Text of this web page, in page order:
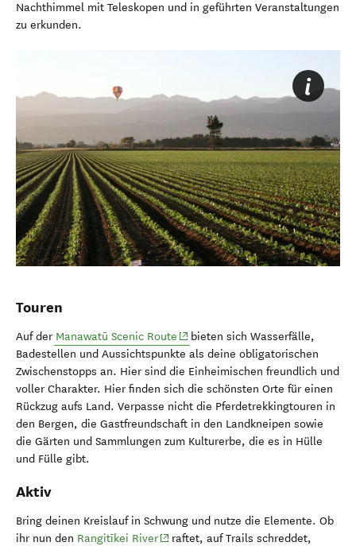
Nachthimmel mit Teleskopen und in geführten Veranstaltungen
zu erkunden.
Touren
Auf der Manawatū Scenic Route (opens in new window)
bieten sich Wasserfälle,
Badestellen und Aussichtspunkte als deine obligatorischen
Zwischenstopps an. Hier sind die Einheimischen freundlich und
voller Charakter. Hier finden sich die schönsten Orte für einen
Rückzug aufs Land. Verpasse nicht die Pferdetrekkingtouren in
den Bergen, die Gastfreundschaft in den Landkneipen sowie
die Gärten und Sammlungen zum Kulturerbe, die es in Hülle
und Fülle gibt.
Aktiv
Bring deinen Kreislauf in Schwung und nutze die Elemente. Ob
ihr nun den Rangitīkei River(opens in new window)
raftet, auf Trails schreddet,